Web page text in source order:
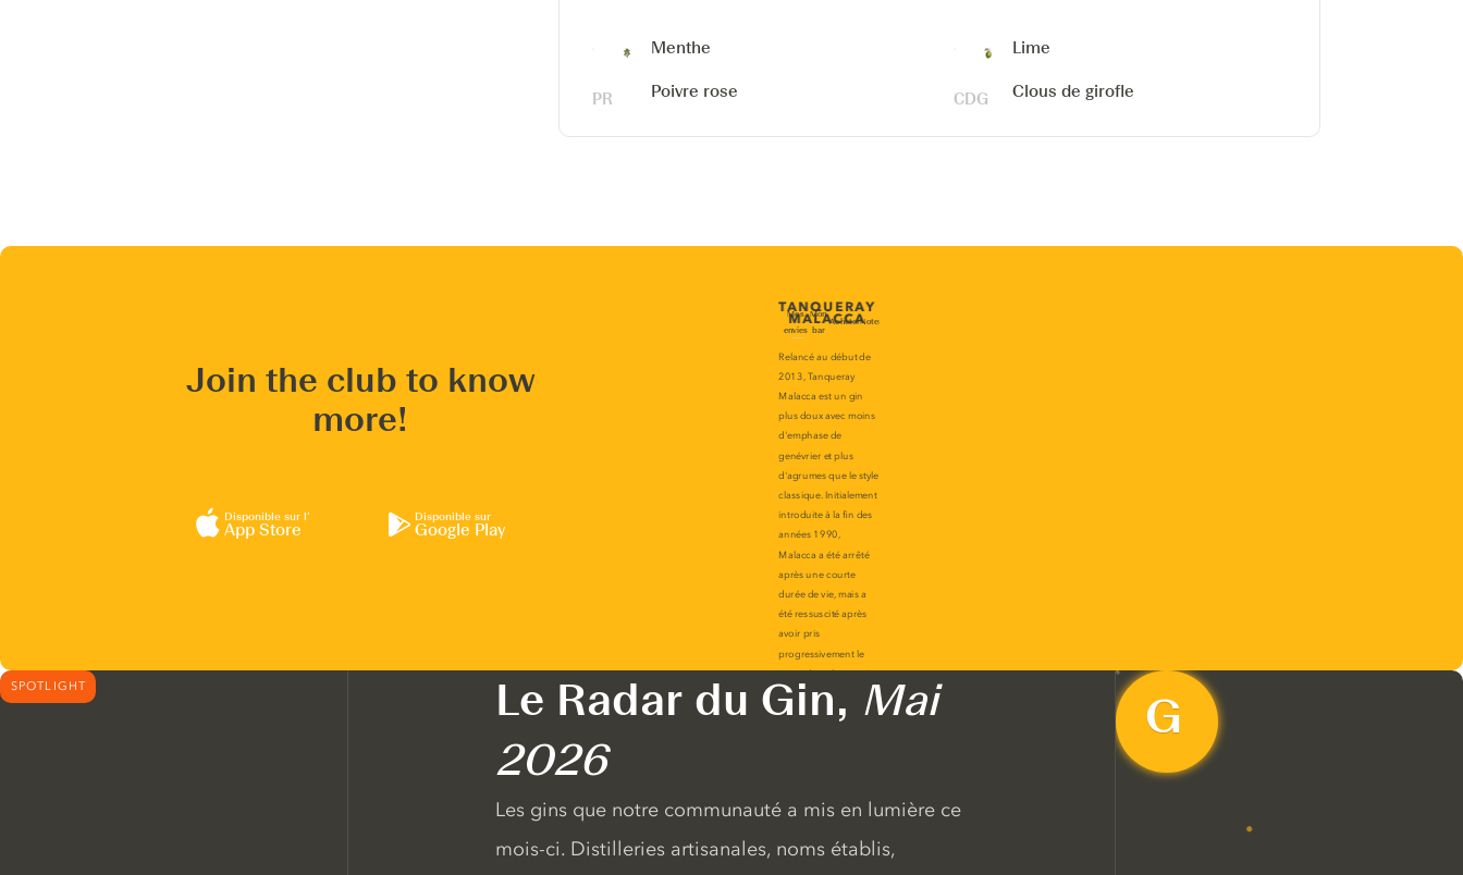
Menthe Lime
Poivre rose Clous de girofle
Join the club to know
more!
Disponible sur l’
App Store
Disponible sur
Google Play
SPOTLIGHT Le Radar du Gin, Mai
2026
Les gins que notre communauté a mis en lumière ce
mois-ci. Distilleries artisanales, noms établis,